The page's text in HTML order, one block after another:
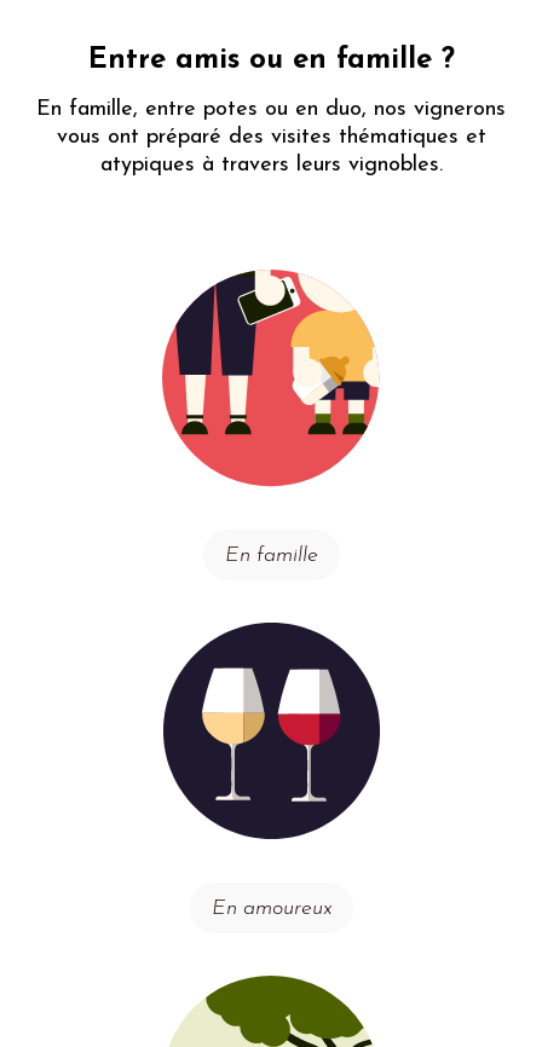
estivale
Entre amis ou en famille ?
En famille, entre potes ou en duo, nos vignerons
vous ont préparé des visites thématiques et
atypiques à travers leurs vignobles.
En famille
En amoureux